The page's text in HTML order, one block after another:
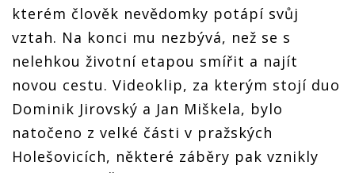
kterém člověk nevědomky potápí svůj
vztah. Na konci mu nezbývá, než se s
nelehkou životní etapou smířit a najít
novou cestu. Videoklip, za kterým stojí duo
Dominik Jirovský a Jan Miškela, bylo
natočeno z velké části v pražských
Holešovicích, některé záběry pak vznikly